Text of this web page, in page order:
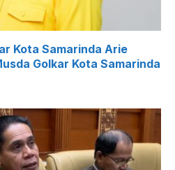
Kota Samarinda Arie
Golkar Kota Samarinda